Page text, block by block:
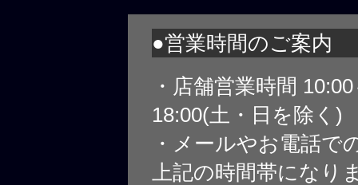
新商品入荷
径変換 M6-
ー 左右セッ
●営業時間のご案内
・店舗営業時間
18:00(土・日を除く)
・メールやお電話で
上記の時間帯になり